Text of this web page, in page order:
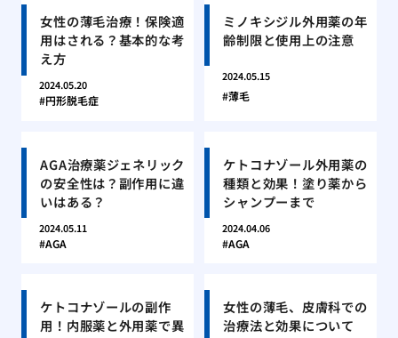
女性の薄毛治療！保険適
用はされる？基本的な考
え方
2024.05.20
円形脱毛症
ミノキシジル外用薬の年
齢制限と使用上の注意
2024.05.15
薄毛
AGA治療薬ジェネリック
の安全性は？副作用に違
いはある？
2024.05.11
AGA
ケトコナゾール外用薬の
種類と効果！塗り薬から
シャンプーまで
2024.04.06
AGA
ケトコナゾールの副作
用！内服薬と外用薬で異
女性の薄毛、皮膚科での
治療法と効果について